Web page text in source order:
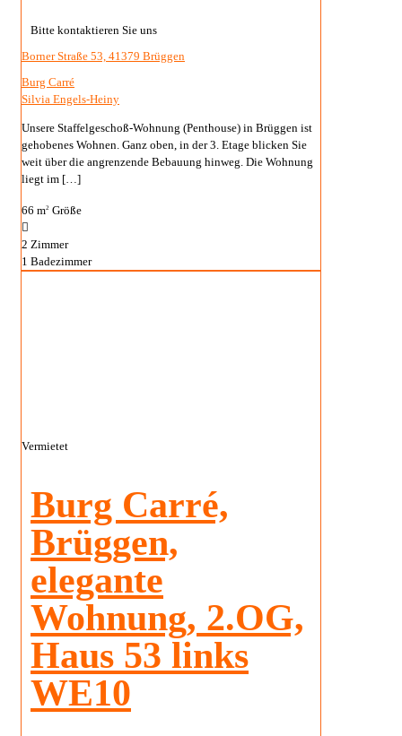
Bitte kontaktieren Sie uns
Borner Straße 53, 41379 Brüggen
Burg Carré
Silvia Engels-Heiny
Unsere Staffelgeschoß-Wohnung (Penthouse) in Brüggen ist
gehobenes Wohnen. Ganz oben, in der 3. Etage blicken Sie
weit über die angrenzende Bebauung hinweg. Die Wohnung
liegt im […]
66 m2 Größe
2 Zimmer
1 Badezimmer
Vermietet
Burg Carré,
Brüggen,
elegante
Wohnung, 2.OG,
Haus 53 links
WE10